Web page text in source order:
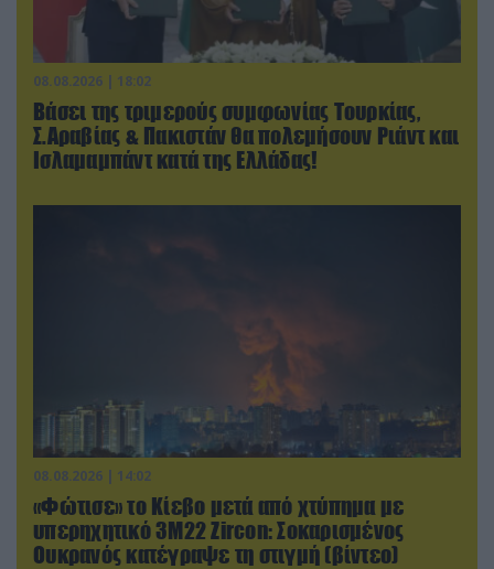
08.08.2026 | 18:02
Βάσει της τριμερούς συμφωνίας Τουρκίας,
Σ.Αραβίας & Πακιστάν θα πολεμήσουν Ριάντ και
Ισλαμαμπάντ κατά της Ελλάδας!
08.08.2026 | 14:02
«Φώτισε» το Κίεβο μετά από χτύπημα με
υπερηχητικό 3M22 Zircon: Σοκαρισμένος
Ουκρανός κατέγραψε τη στιγμή (βίντεο)